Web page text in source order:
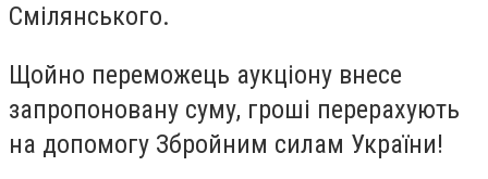
Смілянського.
Щойно переможець аукціону внесе
запропоновану суму, гроші перерахують
на допомогу Збройним силам України!